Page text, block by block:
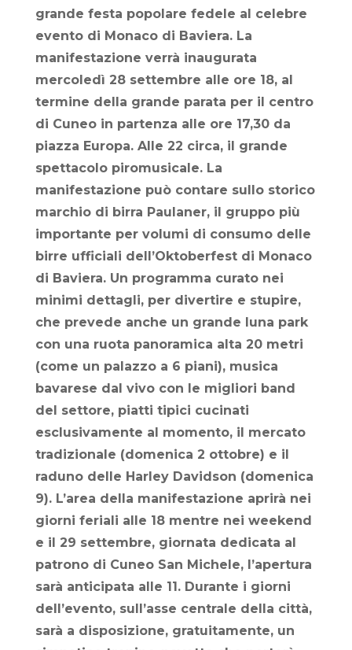
grande festa popolare fedele al celebre
evento di Monaco di Baviera. La
manifestazione verrà inaugurata
mercoledì 28 settembre alle ore 18, al
termine della grande parata per il centro
di Cuneo in partenza alle ore 17,30 da
piazza Europa. Alle 22 circa, il grande
spettacolo piromusicale. La
manifestazione può contare sullo storico
marchio di birra Paulaner, il gruppo più
importante per volumi di consumo delle
birre ufficiali dell’Oktoberfest di Monaco
di Baviera. Un programma curato nei
minimi dettagli, per divertire e stupire,
che prevede anche un grande luna park
con una ruota panoramica alta 20 metri
(come un palazzo a 6 piani), musica
bavarese dal vivo con le migliori band
del settore, piatti tipici cucinati
esclusivamente al momento, il mercato
tradizionale (domenica 2 ottobre) e il
raduno delle Harley Davidson (domenica
9). L’area della manifestazione aprirà nei
giorni feriali alle 18 mentre nei weekend
e il 29 settembre, giornata dedicata al
patrono di Cuneo San Michele, l’apertura
sarà anticipata alle 11. Durante i giorni
dell’evento, sull’asse centrale della città,
sarà a disposizione, gratuitamente, un